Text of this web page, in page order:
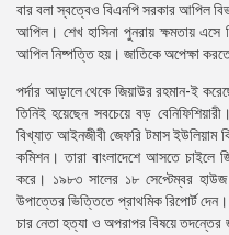
বার বলা স্বত্বেও বিএনপি সরকার আপিল
আপিল। শেখ হাসিনা পুনরায় ক্ষমতায় এসে
আপিল নিষ্পত্তি হয়। জাতিকে অপেক্ষা
পর্দার আড়ালে থেকে জিয়াউর রহমান-ই
তিনিই হয়েছেন সবচেয়ে বড়
বিখ্যাত আইনজীবী জেফরি টমাস
কমিশন। তারা বাংলাদেশে আসতে চাইলে
করে। ১৯৮৩ সালের ১৮ সেপ্টেম্বর
উপাত্তের ভিত্তিতে প্রাথমিক রিপোর্ট
চার নেতা হত্যা ও অপরাপর বিষয়ে তদন্তের